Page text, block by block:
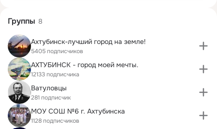
Группы 8
Ахтубинск-лучший город на земле!
5405 подписчиков
АХТУБИНСК - город моей мечты.
12133 подписчика
Ватуловцы
281 подписчик
МОУ СОШ №6 г. Ахтубинска
1128 подписчиков